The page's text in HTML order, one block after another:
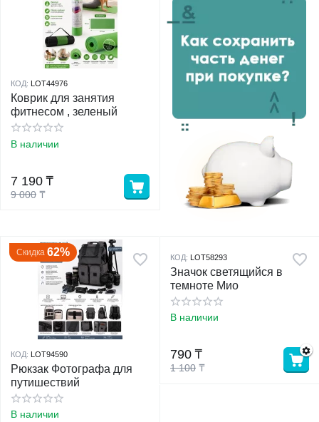
КОД: LOT44976
Коврик для занятия
фитнесом , зеленый
В наличии
9 000 ₸
7 190 ₸
Скидка 62%
КОД: LOT94590
Рюкзак Фотографа для
путишествий
В наличии
КОД: LOT58293
Значок светящийся в
темноте Мио
В наличии
1 100 ₸
790 ₸